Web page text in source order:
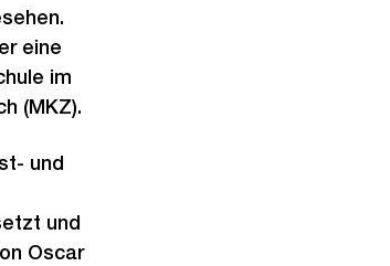
eine
im
(MKZ).
und
und
Oscar